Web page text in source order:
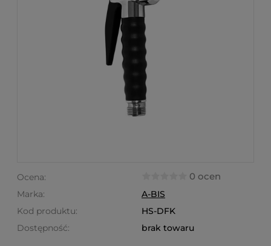
Ocena: 0 ocen
Marka:
A-BIS
Kod produktu:
HS-DFK
Dostępność:
brak towaru